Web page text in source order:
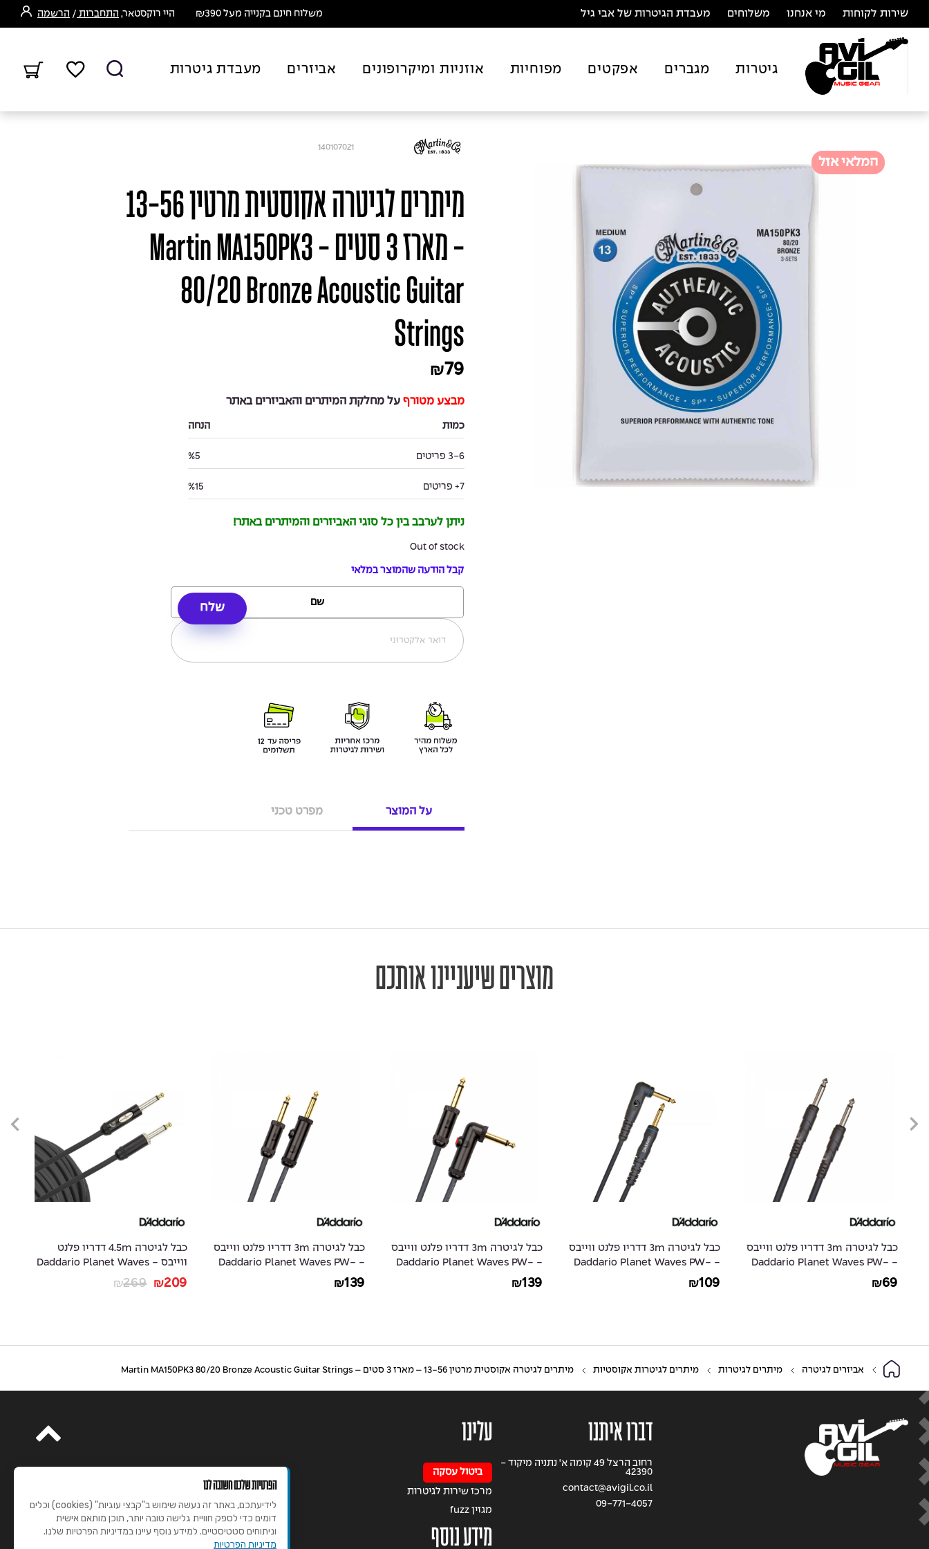
שירות לקוחות מי אנחנו משלוחים מעבדת הגיטרות של אבי גיל משלוח חינם בקנייה מעל ₪390 היי רוקסטאר, התחברות / הרשמה
גיטרות מגברים אפקטים מפוחיות אוזניות ומיקרופונים אביזרים מעבדת גיטרות
המלאי אזל
140107021
מיתרים לגיטרה אקוסטית מרטין 13-56
- מארז 3 סטים - Martin MA150PK3
80/20 Bronze Acoustic Guitar
Strings
₪79
מבצע מטורף על מחלקת המיתרים והאביזרים באתר
כמות הנחה
3-6 פריטים %5
7+ פריטים %15
ניתן לערבב בין כל סוגי האביזרים והמיתרים באתר!
Out of stock
קבל הודעה שהמוצר במלאי
על המוצר מפרט טכני
מוצרים שיעניינו אותכם
כבל לגיטרה 3m דדריו פלנט ווייבס
- Daddario Planet Waves PW-
CGT-10
₪69
כבל לגיטרה 3m דדריו פלנט ווייבס
- Daddario Planet Waves PW-
GRA-10
₪109
כבל לגיטרה 3m דדריו פלנט ווייבס
- Daddario Planet Waves PW-
AGLRA-10
₪139
כבל לגיטרה 3m דדריו פלנט ווייבס
- Daddario Planet Waves PW-
AGL-10
₪139
כבל לגיטרה 4.5m דדריו פלנט
ווייבס - Daddario Planet Waves
PW-AMSK-15
₪269 ₪209
אביזרים לגיטרה מיתרים לגיטרות מיתרים לגיטרות אקוסטיות מיתרים לגיטרה אקוסטית מרטין 13-56 – מארז 3 סטים – Martin MA150PK3 80/20 Bronze Acoustic Guitar Strings
דברו איתנו
רחוב הרצל 49 קומה א' נתניה מיקוד -
42390
contact@avigil.co.il
09-771-4057
עלינו
ביטול עסקה
מרכז שירות לגיטרות
מגזין fuzz
מידע נוסף
הפרטיות שלכם חשובה לנו
לידיעתכם, באתר זה נעשה שימוש ב"קבצי עוגיות" (cookies) וכלים
דומים כדי לספק חוויית גלישה טובה יותר, תוכן מותאם אישית
וניתוחים סטטיסטיים. למידע נוסף עיינו במדיניות הפרטיות שלנו.
מדיניות הפרטיות